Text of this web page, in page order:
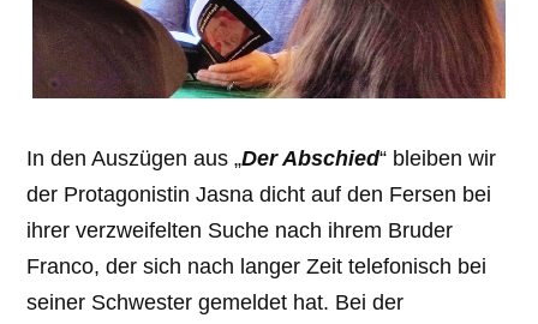
In den Auszügen aus „Der Abschied“ bleiben wir
der Protagonistin Jasna dicht auf den Fersen bei
ihrer verzweifelten Suche nach ihrem Bruder
Franco, der sich nach langer Zeit telefonisch bei
seiner Schwester gemeldet hat. Bei der